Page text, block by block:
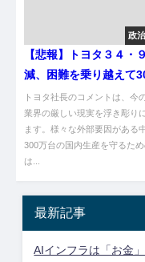
政
【悲報】トヨタ３４・
減、困難を乗り越えて
台生産を維持するらし
トヨタ社長のコメントは、今
業界の厳しい現実を浮き彫り
ます。様々な外部要因がある
300万台の国内生産を守るた
は...
最新記事
AIインフラは「お金